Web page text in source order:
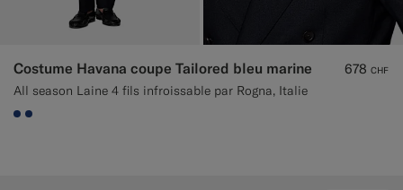
Costume Havana coupe Tailored bleu marine
All season Laine 4 fils infroissable par Rogna, Italie
678 CHF
#1C3D7A
#1C3D7A